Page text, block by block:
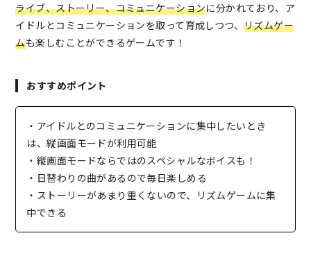
ライブ、ストーリー、コミュニケーションに分かれており、ア
イドルとコミュニケーションを取って育成しつつ、リズムゲー
ムも楽しむことができるゲームです！
おすすめポイント
・アイドルとのコミュニケーションに集中したいとき
は、縦画面モードが利用可能
・縦画面モードならではのスペシャルなボイスも！
・日替わりの曲があるので毎日楽しめる
・ストーリーがあまり重くないので、リズムゲームに集
中できる